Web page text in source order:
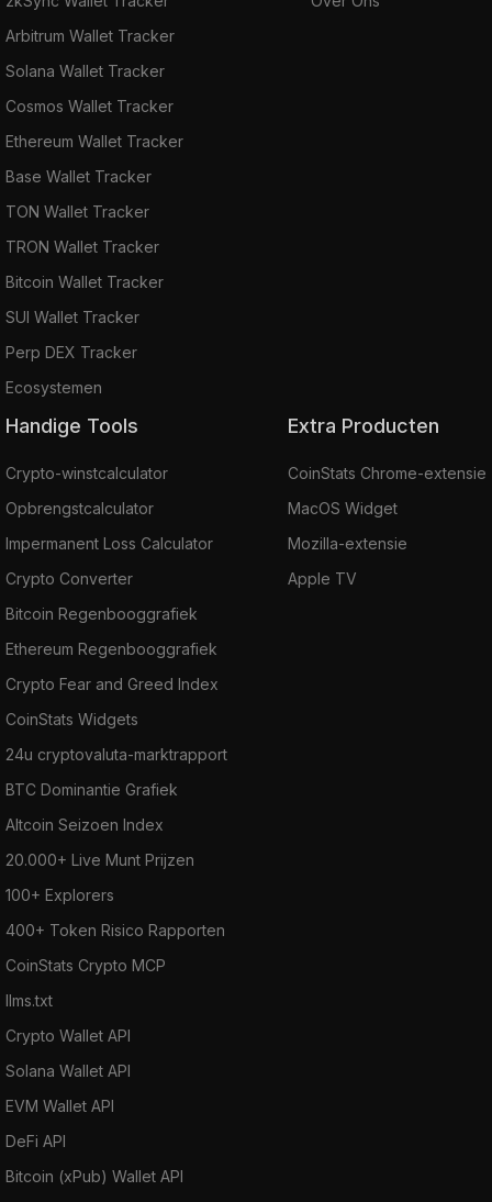
Arbitrum Wallet Tracker
Solana Wallet Tracker
Cosmos Wallet Tracker
Ethereum Wallet Tracker
Base Wallet Tracker
TON Wallet Tracker
TRON Wallet Tracker
Bitcoin Wallet Tracker
SUI Wallet Tracker
Perp DEX Tracker
Ecosystemen
Handige Tools
Crypto-winstcalculator
Opbrengstcalculator
Impermanent Loss Calculator
Crypto Converter
Bitcoin Regenbooggrafiek
Ethereum Regenbooggrafiek
Crypto Fear and Greed Index
CoinStats Widgets
24u cryptovaluta-marktrapport
BTC Dominantie Grafiek
Altcoin Seizoen Index
20.000+ Live Munt Prijzen
100+ Explorers
400+ Token Risico Rapporten
CoinStats Crypto MCP
llms.txt
Crypto Wallet API
Solana Wallet API
EVM Wallet API
DeFi API
Bitcoin (xPub) Wallet API
Extra Producten
CoinStats Chrome-extensie
MacOS Widget
Mozilla-extensie
Apple TV